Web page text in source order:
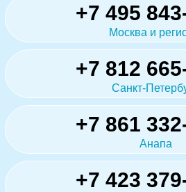
+7 495
Москва и
+7 812
Санкт-
+7 861
Анапа
+7 423